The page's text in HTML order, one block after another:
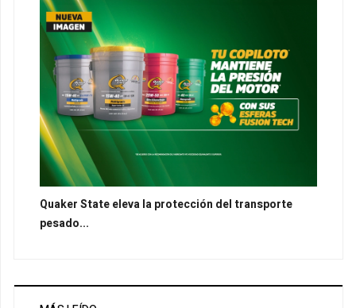
Quaker State eleva la protección del transporte
pesado...